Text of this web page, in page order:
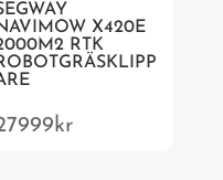
X420E
RTK
kr